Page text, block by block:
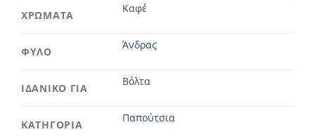
ΧΡΩΜΑΤΑ
Καφέ
ΦΥΛΟ
Άνδρας
ΙΔΑΝΙΚΟ ΓΙΑ
Βόλτα
ΚΑΤΗΓΟΡΙΑ
Παπούτσια